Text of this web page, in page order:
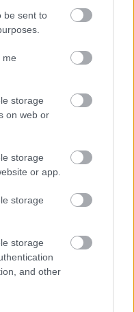
be sent to
me
storage
on web or
storage
or app.
storage
storage
and other
στην Ε.Ε. Η
φάρμακα χωρίς
σε περιπτώσεις
για τον
διασφαλιστεί ότι
θα μπορεί να
που ήδη
Discover
και πώς